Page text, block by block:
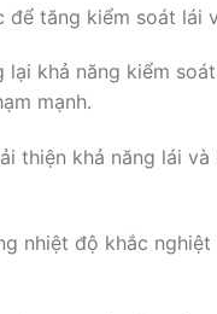
tăng kiểm soát lái
khả năng kiểm
mạnh.
khả năng lái và
nhiệt độ khắc